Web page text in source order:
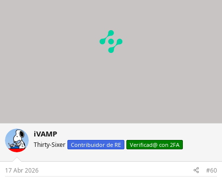
iVAMP
Thirty-Sixer Contribuidor de RE Verificad@ con 2FA
17 Abr 2026 #60